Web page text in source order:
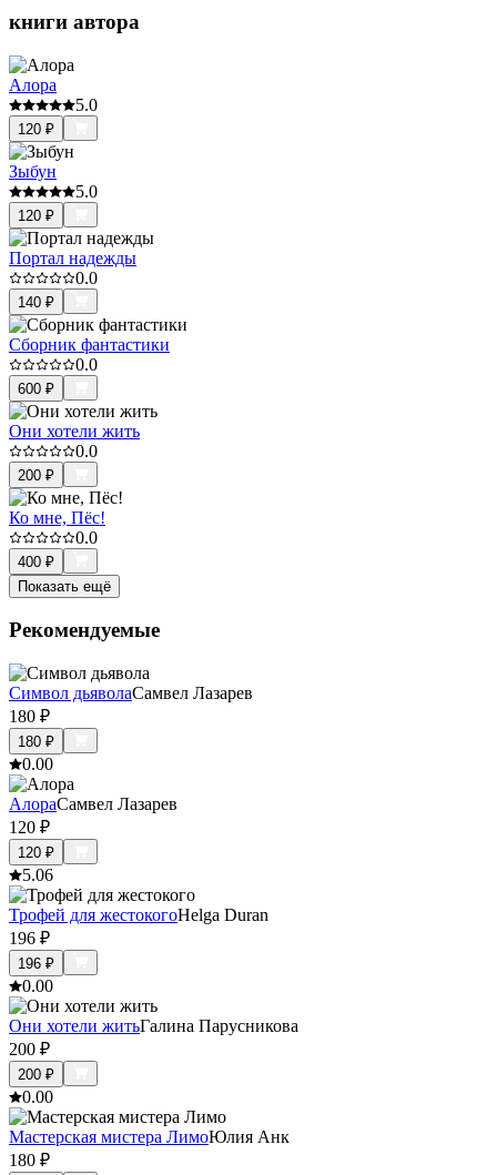
книги автора
Алора
5.0
120 ₽
Зыбун
5.0
120 ₽
Портал надежды
0.0
140 ₽
Сборник фантастики
0.0
600 ₽
Они хотели жить
0.0
200 ₽
Ко мне, Пёс!
0.0
400 ₽
Показать ещё
Рекомендуемые
Символ дьяволаСамвел Лазарев
180 ₽
180 ₽
0.00
АлораСамвел Лазарев
120 ₽
120 ₽
5.06
Трофей для жестокогоHelga Duran
196 ₽
196 ₽
0.00
Они хотели житьГалина Парусникова
200 ₽
200 ₽
0.00
Мастерская мистера ЛимоЮлия Анк
180 ₽